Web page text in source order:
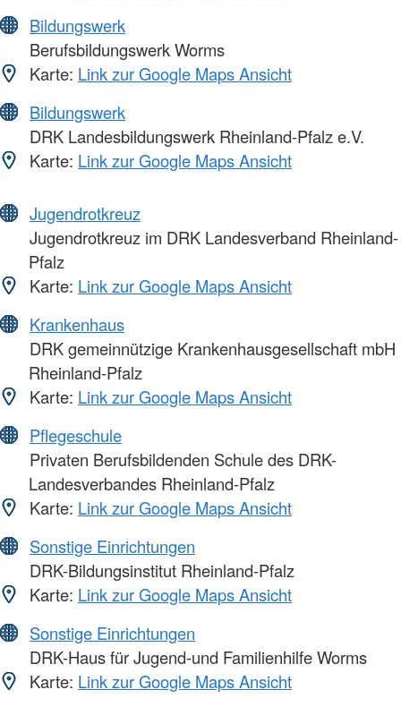
Bildungswerk
Berufsbildungswerk Worms
Karte: Link zur Google Maps Ansicht
Bildungswerk
DRK Landesbildungswerk Rheinland-Pfalz e.V.
Karte: Link zur Google Maps Ansicht
Jugendrotkreuz
Jugendrotkreuz im DRK Landesverband Rheinland-
Pfalz
Karte: Link zur Google Maps Ansicht
Krankenhaus
DRK gemeinnützige Krankenhausgesellschaft mbH
Rheinland-Pfalz
Karte: Link zur Google Maps Ansicht
Pflegeschule
Privaten Berufsbildenden Schule des DRK-
Landesverbandes Rheinland-Pfalz
Karte: Link zur Google Maps Ansicht
Sonstige Einrichtungen
DRK-Bildungsinstitut Rheinland-Pfalz
Karte: Link zur Google Maps Ansicht
Sonstige Einrichtungen
DRK-Haus für Jugend-und Familienhilfe Worms
Karte: Link zur Google Maps Ansicht